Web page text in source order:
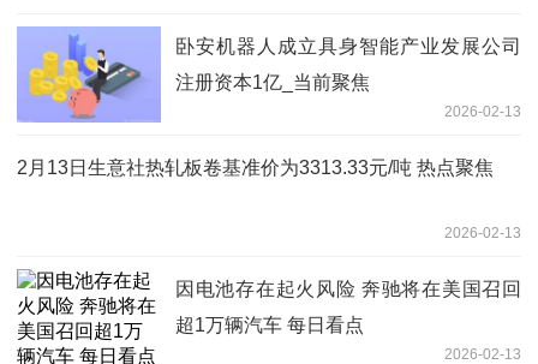
卧安机器人成立具身智能产业发展公司
注册资本1亿_当前聚焦
2026-02-13
2月13日生意社热轧板卷基准价为3313.33元/吨 热点聚焦
2026-02-13
因电池存在起火风险 奔驰将在美国召回
超1万辆汽车 每日看点
2026-02-13